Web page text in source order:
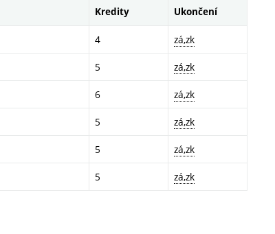
Kredity Ukončení
4 zá,zk
5 zá,zk
6 zá,zk
5 zá,zk
5 zá,zk
5 zá,zk